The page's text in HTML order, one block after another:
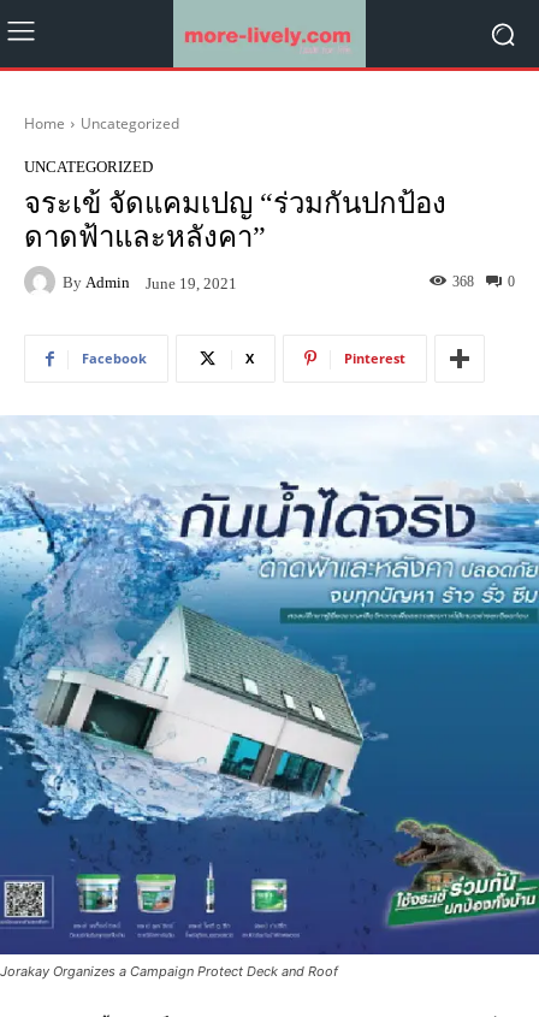
Home Uncategorized
UNCATEGORIZED
จระเข้ จัดแคมเปญ “ร่วมกันปกป้อง
ดาดฟ้าและหลังคา”
By Admin June 19, 2021 0
368
Facebook X Pinterest
Jorakay Organizes a Campaign Protect Deck and Roof